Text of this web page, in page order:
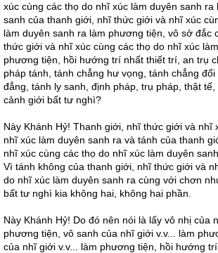
xúc cùng các thọ do nhĩ xúc làm duyên sanh
sanh của thanh giới, nhĩ thức giới và nhĩ xúc
làm duyên sanh ra làm phương tiện, vô sở đắc
thức giới và nhĩ xúc cùng các thọ do nhĩ xúc
phương tiện, hồi hướng trí nhất thiết trí, an trụ
pháp tánh, tánh chẳng hư vọng, tánh chẳng
đẳng, tánh ly sanh, định pháp, trụ pháp, thật tế,
cảnh giới bất tư nghì?
Này Khánh Hỷ! Thanh giới, nhĩ thức giới và nhĩ
nhĩ xúc làm duyên sanh ra và tánh của thanh
nhĩ xúc cùng các thọ do nhĩ xúc làm duyên
Vì tánh không của thanh giới, nhĩ thức giới và
do nhĩ xúc làm duyên sanh ra cùng với chơn
bất tư nghì kia không hai, không hai phần.
Này Khánh Hỷ! Do đó nên nói là lấy vô nhị của
phương tiện, vô sanh của nhĩ giới v.v... làm
của nhĩ giới v.v... làm phương tiện, hồi hướng